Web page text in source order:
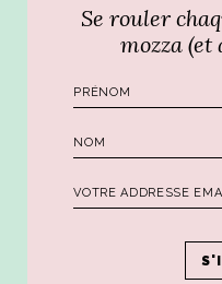
BONS BAISERS DE
RAVENNE
Se rouler
mozza (et